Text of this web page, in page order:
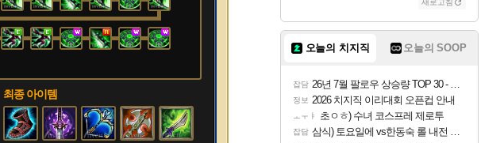
최종 아이템
새로고침
오늘의 치지직 오늘의 SOOP
잡담 26년 7월 팔로우 상승량 TOP 30 - 월간 치지직
정보 2026 치지직 이리대회 오픈컵 안내
ㅗㅜㅑ 초ㅇㅎ) 수녀 코스프레 제로투
잡담 삼식) 토요일에 vs한동숙 롤 내전 예정